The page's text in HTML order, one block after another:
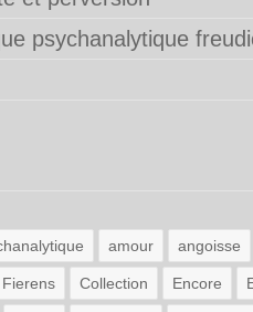
psychanalytique
amour angoisse
Collection Encore